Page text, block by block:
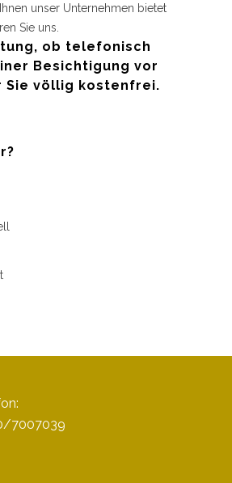
unser Unternehmen bietet
Sie uns.
ob telefonisch
Besichtigung vor
Sie völlig kostenfrei.
7007039